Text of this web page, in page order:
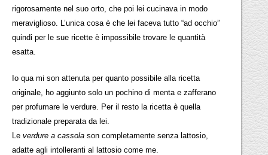
rigorosamente nel suo orto, che poi lei cucinava in modo
meraviglioso. L’unica cosa è che lei faceva tutto “ad occhio”
quindi per le sue ricette è impossibile trovare le quantità
esatta.
Io qua mi son attenuta per quanto possibile alla ricetta
originale, ho aggiunto solo un pochino di menta e zafferano
per profumare le verdure. Per il resto la ricetta è quella
tradizionale preparata da lei.
Leverdure a cassola son completamente senza lattosio,
adatte agli intolleranti al lattosio come me.